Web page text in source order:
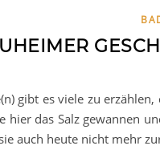
gibt es viele zu
hier das Salz gewannen
auch heute nicht mehr